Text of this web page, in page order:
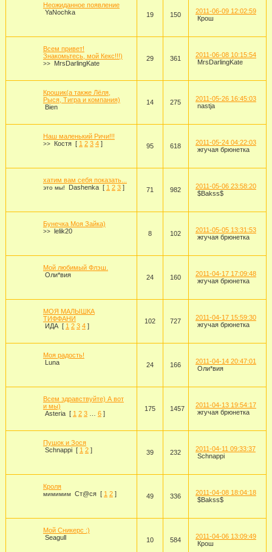
Неожиданное появление
YaNochka
19 150
2011-06-09 12:02:59
Крош
Всем привет!
Знакомьтесь, мой Кекс!!!)
>> MrsDarlingKate
29 361
2011-06-08 10:15:54
MrsDarlingKate
Крошик(а также Лёля,
Рыся, Тигра и компания)
Bien
14 275
2011-05-26 16:45:03
nastja
Наш маленький Ричи!!!
>> Костя [ 1 2 3 4 ] 95 618
2011-05-24 04:22:03
жгучая брюнетка
хатим вам себя показать...
это мы! Dashenka [ 1 2 3 ] 71 982
2011-05-06 23:58:20
$Bakss$
Бунечка Моя Зайка)
>> lelik20 8 102
2011-05-05 13:31:53
жгучая брюнетка
Мой любимый Флэш.
Оли*вия
24 160
2011-04-17 17:09:48
жгучая брюнетка
МОЯ МАЛЫШКА
ТИФФАНИ
ИДА [ 1 2 3 4 ]
102 727
2011-04-17 15:59:30
жгучая брюнетка
Моя радость!
Luna
24 166
2011-04-14 20:47:01
Оли*вия
Всем здравствуйте) А вот
и мы)
Asteria [ 1 2 3 6 ]
175 1457
2011-04-13 19:54:17
жгучая брюнетка
Пушок и Зося
Schnappi [ 1 2 ] 39 232
2011-04-11 09:33:37
Schnappi
Кроля
мимимим Ст@ся [ 1 2 ] 49 336
2011-04-08 18:04:18
$Bakss$
Мой Сникерс :)
Seagull
10 584
2011-04-06 13:09:49
Крош